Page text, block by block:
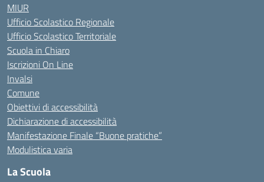
MIUR
Ufficio Scolastico Regionale
Ufficio Scolastico Territoriale
Scuola in Chiaro
Iscrizioni On Line
Invalsi
Comune
Obiettivi di accessibilità
Dichiarazione di accessibilità
Manifestazione Finale “Buone pratiche”
Modulistica varia
La Scuola